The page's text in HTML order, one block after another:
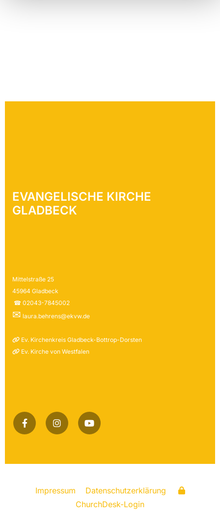
EVANGELISCHE KIRCHE
GLADBECK
Mittelstraße 25
45964 Gladbeck
☎ 02043-7845002
✉ laura.behrens@ekvw.de
 Ev. Kirchenkreis Gladbeck-Bottrop-Dorsten
 Ev. Kirche von Westfalen
Impressum
Datenschutzerklärung
ChurchDesk-Login